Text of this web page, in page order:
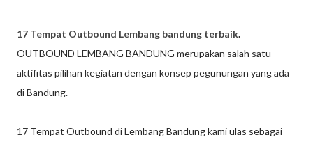
17 Tempat Outbound Lembang bandung terbaik.
OUTBOUND LEMBANG BANDUNG merupakan salah satu
aktifitas pilihan kegiatan dengan konsep pegunungan yang ada
di Bandung.
17 Tempat Outbound di Lembang Bandung kami ulas sebagai